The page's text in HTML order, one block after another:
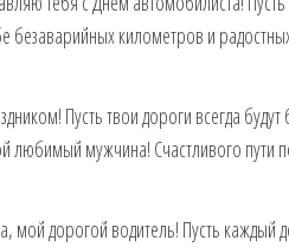
безаварийных километров и
Пусть твои дороги всегда
любимый мужчина! Счастливого пути
мой дорогой водитель! Пусть каждый